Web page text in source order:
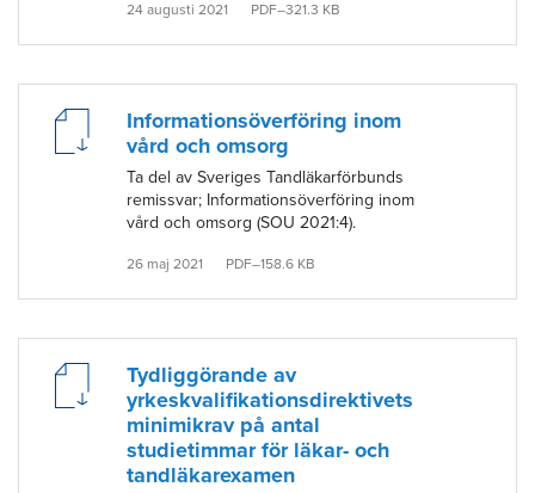
24 augusti 2021 PDF–321.3 KB
Informationsöverföring inom
vård och omsorg
Ta del av Sveriges Tandläkarförbunds
remissvar; Informationsöverföring inom
vård och omsorg (SOU 2021:4).
26 maj 2021 PDF–158.6 KB
Tydliggörande av
yrkeskvalifikationsdirektivets
minimikrav på antal
studietimmar för läkar- och
tandläkarexamen